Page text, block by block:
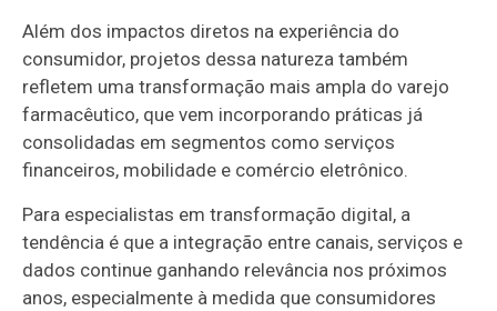
Além dos impactos diretos na experiência do
consumidor, projetos dessa natureza também
refletem uma transformação mais ampla do varejo
farmacêutico, que vem incorporando práticas já
consolidadas em segmentos como serviços
financeiros, mobilidade e comércio eletrônico.
Para especialistas em transformação digital, a
tendência é que a integração entre canais, serviços e
dados continue ganhando relevância nos próximos
anos, especialmente à medida que consumidores